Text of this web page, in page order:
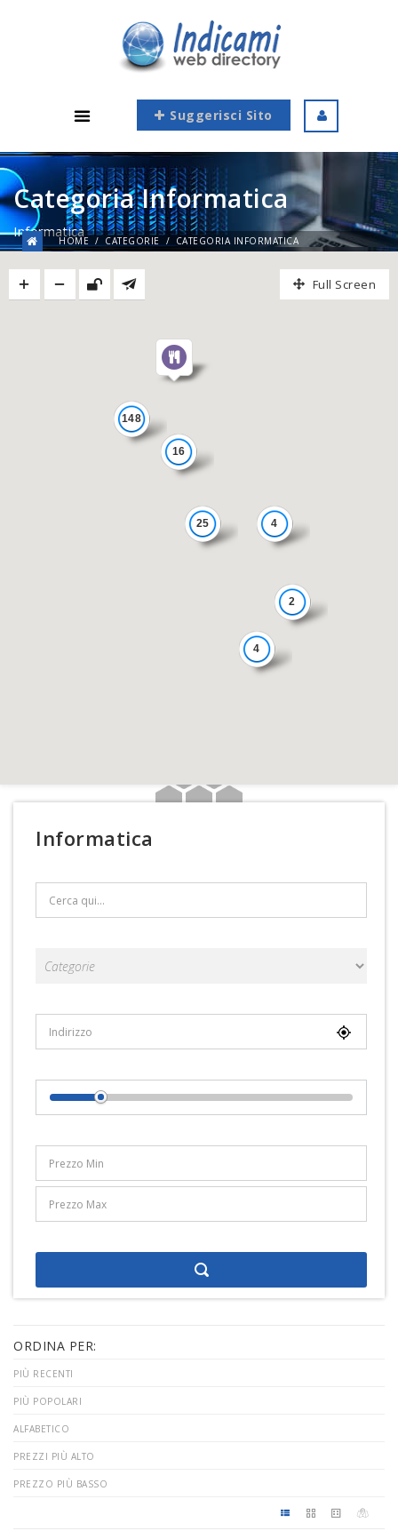
Suggerisci Sito
Categoria Informatica
Informatica
HOME CATEGORIE CATEGORIA INFORMATICA
Full Screen
148
25 4
4
16
2
Informatica
ORDINA PER:
PIÙ RECENTI
PIÙ POPOLARI
ALFABETICO
PREZZI PIÙ ALTO
PREZZO PIÙ BASSO